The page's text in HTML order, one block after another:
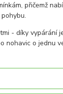
přičemž
-díky vypárání
nohavic o jednu